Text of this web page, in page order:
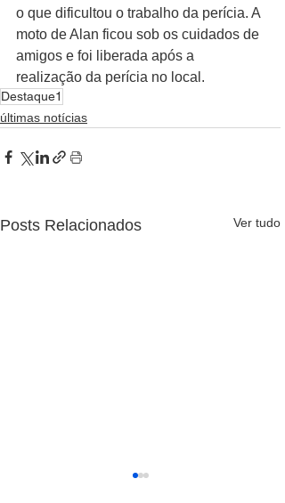
o que dificultou o trabalho da perícia. A
moto de Alan ficou sob os cuidados de
amigos e foi liberada após a
realização da perícia no local.
Destaque1
últimas notícias
Posts Relacionados Ver tudo